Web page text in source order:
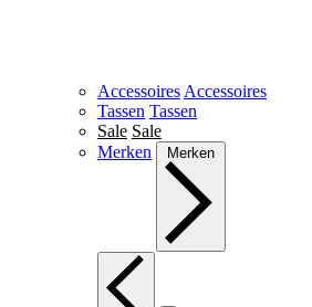
Accessoires Accessoires
Tassen Tassen
Sale Sale
Merken
Merken